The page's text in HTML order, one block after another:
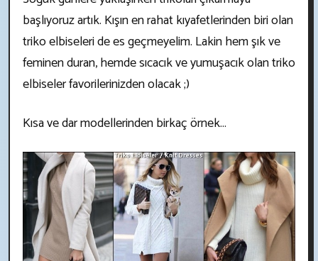
başlıyoruz artık. Kışın en rahat kıyafetlerinden biri olan
triko elbiseleri de es geçmeyelim. Lakin hem şık ve
feminen duran, hemde sıcacık ve yumuşacık olan triko
elbiseler favorilerinizden olacak ;)
Kısa ve dar modellerinden birkaç örnek...